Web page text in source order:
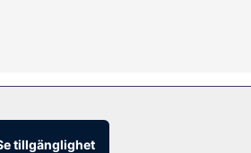
på vardagar mellan 07.00 och
tillgänglighet